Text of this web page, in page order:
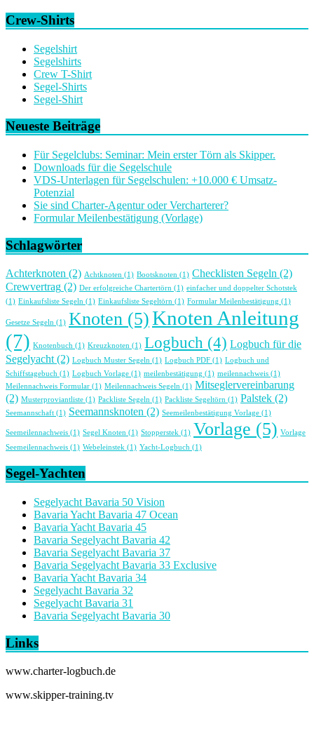
Crew-Shirts
Segelshirt
Segelshirts
Crew T-Shirt
Segel-Shirts
Segel-Shirt
Neueste Beiträge
Für Segelclubs: Seminar: Mein erster Törn als Skipper.
Downloads für die Segelschule
VDS-Unterlagen für Segelschulen: +10.000 € Umsatz-
Potenzial
Sie sind Charter-Agentur oder Vercharterer?
Formular Meilenbestätigung (Vorlage)
Schlagwörter
Achterknoten (2) Achtknoten (1) Bootsknoten (1) Checklisten Segeln (2)
Crewvertrag (2) Der erfolgreiche Chartertörn (1) einfacher und doppelter Schotstek
(1) Einkaufsliste Segeln (1) Einkaufsliste Segeltörn (1) Formular Meilenbestätigung (1)
Gesetze Segeln (1) Knoten (5)Knoten Anleitung
(7) Knotenbuch (1) Kreuzknoten (1) Logbuch (4) Logbuch für die
Segelyacht(2) Logbuch Muster Segeln (1) Logbuch PDF (1) Logbuch und
Schiffstagebuch (1) Logbuch Vorlage (1) meilenbestätigung (1) meilennachweis (1)
Meilennachweis Formular (1) Meilennachweis Segeln (1) Mitseglervereinbarung
(2) Musterproviantliste (1) Packliste Segeln (1) Packliste Segeltörn (1) Palstek (2)
Seemannschaft (1) Seemannsknoten (2) Seemeilenbestätigung Vorlage (1)
Seemeilennachweis (1) Segel Knoten (1) Stopperstek (1) Vorlage (5) Vorlage
Seemeilennachweis (1) Webeleinstek (1) Yacht-Logbuch (1)
Segel-Yachten
Segelyacht Bavaria 50 Vision
Bavaria Yacht Bavaria 47 Ocean
Bavaria Yacht Bavaria 45
Bavaria Segelyacht Bavaria 42
Bavaria Segelyacht Bavaria 37
Bavaria Segelyacht Bavaria 33 Exclusive
Bavaria Yacht Bavaria 34
Segelyacht Bavaria 32
Segelyacht Bavaria 31
Bavaria Segelyacht Bavaria 30
Links
www.charter-logbuch.de
www.skipper-training.tv